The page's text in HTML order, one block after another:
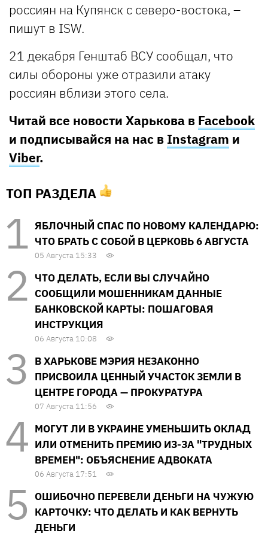
россиян на Купянск с северо-востока, –
пишут в ISW.
21 декабря Генштаб ВСУ сообщал, что
силы обороны уже отразили атаку
россиян вблизи этого села.
Читай все новости Харькова в Facebook
и подписывайся на нас в Instagram и
Viber.
ТОП РАЗДЕЛА
ЯБЛОЧНЫЙ СПАС ПО НОВОМУ КАЛЕНДАРЮ:
ЧТО БРАТЬ С СОБОЙ В ЦЕРКОВЬ 6 АВГУСТА
05 Августа 15:33
ЧТО ДЕЛАТЬ, ЕСЛИ ВЫ СЛУЧАЙНО
СООБЩИЛИ МОШЕННИКАМ ДАННЫЕ
БАНКОВСКОЙ КАРТЫ: ПОШАГОВАЯ
ИНСТРУКЦИЯ
06 Августа 10:08
В ХАРЬКОВЕ МЭРИЯ НЕЗАКОННО
ПРИСВОИЛА ЦЕННЫЙ УЧАСТОК ЗЕМЛИ В
ЦЕНТРЕ ГОРОДА — ПРОКУРАТУРА
07 Августа 11:56
МОГУТ ЛИ В УКРАИНЕ УМЕНЬШИТЬ ОКЛАД
ИЛИ ОТМЕНИТЬ ПРЕМИЮ ИЗ-ЗА "ТРУДНЫХ
ВРЕМЕН": ОБЪЯСНЕНИЕ АДВОКАТА
06 Августа 17:51
ОШИБОЧНО ПЕРЕВЕЛИ ДЕНЬГИ НА ЧУЖУЮ
КАРТОЧКУ: ЧТО ДЕЛАТЬ И КАК ВЕРНУТЬ
ДЕНЬГИ